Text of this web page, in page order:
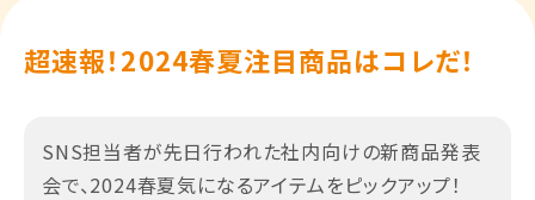
超速報！2024春夏注目商品はコレだ！
SNS担当者が先日行われた社内向けの新商品発表
会で、2024春夏気になるアイテムをピックアップ！